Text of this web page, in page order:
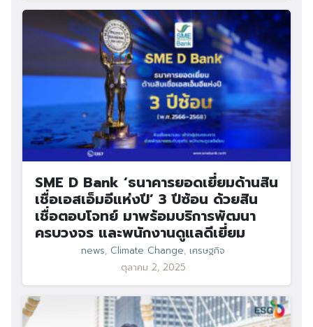
SME D Bank ‘ธนาคารยอดเยี่ยมด้านสิน
เชื่อเอสเอ็มอีแห่งปี’ 3 ปีซ้อน ด้วยสิน
เชื่อตอบโจทย์ มาพร้อมบริการพัฒนา
ครบวงจร และพนักงานดูแลดีเยี่ยม
news, Climate Change, เศรษฐกิจ
ตุลาคม 2, 2025